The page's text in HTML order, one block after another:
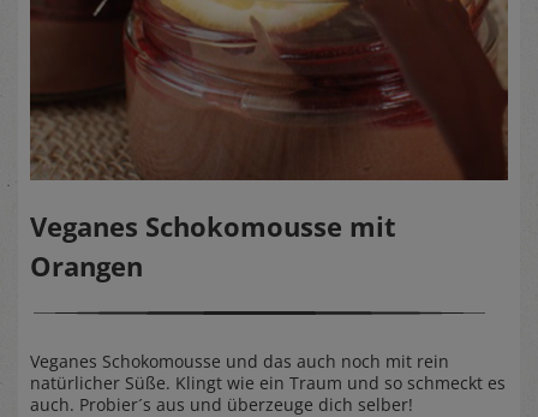
Veganes Schokomousse mit
Orangen
Veganes Schokomousse und das auch noch mit rein
natürlicher Süße. Klingt wie ein Traum und so schmeckt es
auch. Probier´s aus und überzeuge dich selber!